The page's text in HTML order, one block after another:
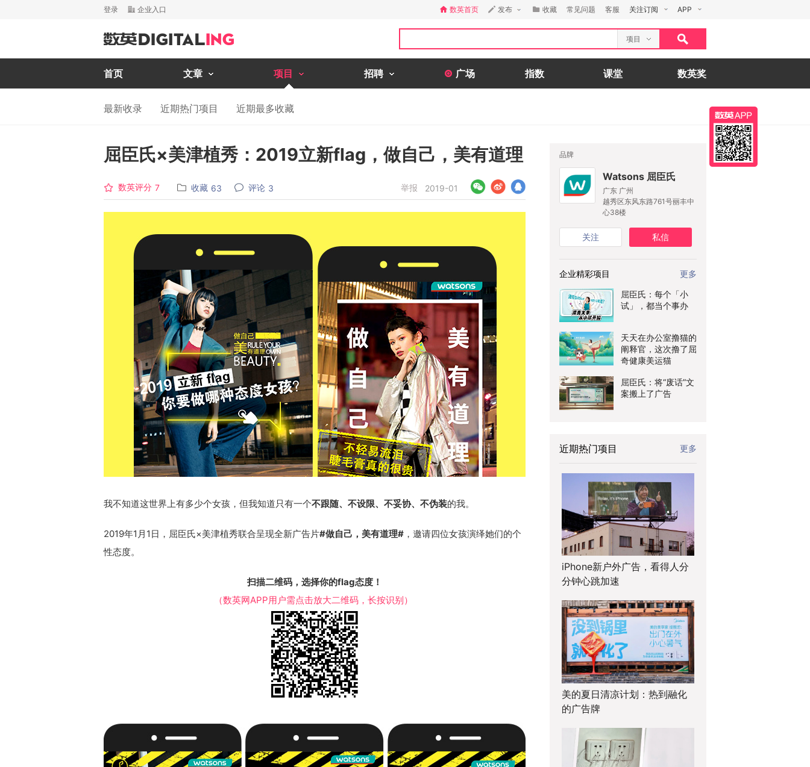
登录 企业入口 数英首页 发布 收藏 常见问题 客服 关注订阅 APP
项目
首页 文章 项目 招聘 广场 指数 课堂 数英奖
最新收录 近期热门项目 近期最多收藏
屈臣氏×美津植秀：2019立新flag，做自己，美有道理
数英评分 7 收藏 63 评论 3 举报 2019-01
我不知道这世界上有多少个女孩，但我知道只有一个不跟随、不设限、不妥协、不伪装的我。
2019年1月1日，屈臣氏×美津植秀联合呈现全新广告片#做自己，美有道理# ，邀请四位女孩演绎她们的个
性态度。
扫描二维码，选择你的flag态度！
（数英网APP用户需点击放大二维码，长按识别）
品牌
Watsons 屈臣氏
广东 广州
越秀区东风东路761号丽丰中
心38楼
关注 私信
企业精彩项目 更多
屈臣氏：每个「小
试」，都当个事办
天天在办公室撸猫的
阐释官，这次撸了屈
奇健康美运猫
屈臣氏：将“废话”文
案搬上了广告
近期热门项目 更多
iPhone新户外广告，看得人分
分钟心跳加速
美的夏日清凉计划：热到融化
的广告牌